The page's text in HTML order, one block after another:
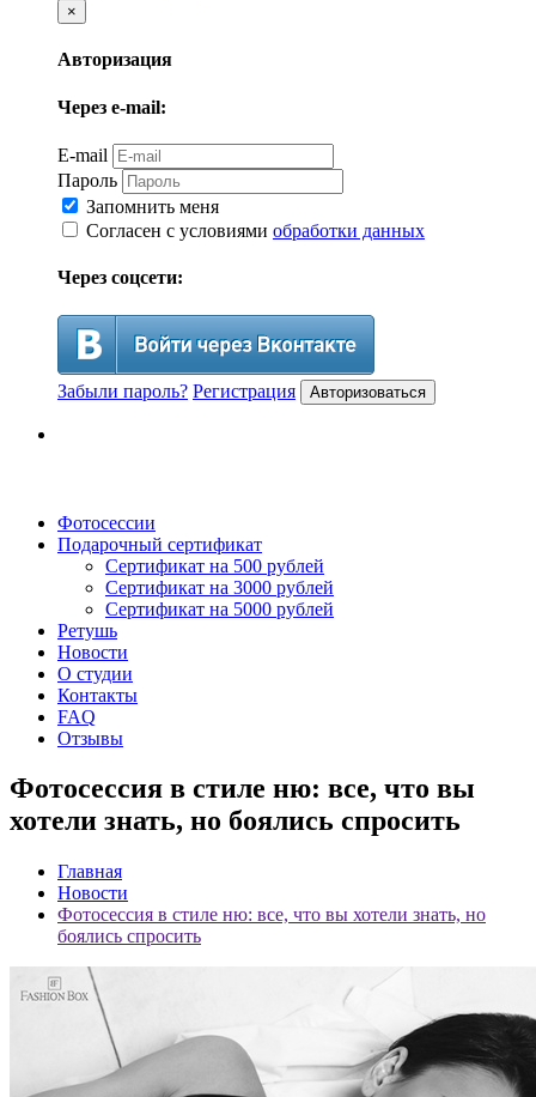
×
Авторизация
Через e-mail:
E-mail
Пароль
Запомнить меня
Согласен с условиями обработки данных
Через соцсети:
Забыли пароль? Регистрация Авторизоваться
Фотосессии
Подарочный сертификат
Сертификат на 500 рублей
Сертификат на 3000 рублей
Сертификат на 5000 рублей
Ретушь
Новости
О студии
Контакты
FAQ
Отзывы
Фотосессия в стиле ню: все, что вы
хотели знать, но боялись спросить
Главная
Новости
Фотосессия в стиле ню: все, что вы хотели знать, но
боялись спросить